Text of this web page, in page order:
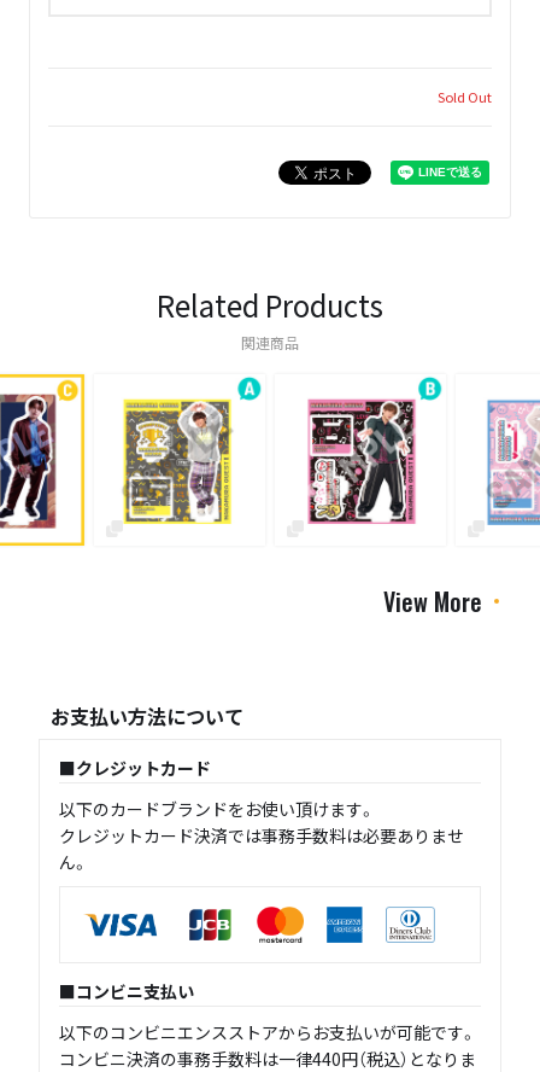
Sold Out
Related Products
関連商品
View More
お支払い方法について
クレジットカード
以下のカードブランドをお使い頂けます。
クレジットカード決済では事務手数料は必要ありませ
ん。
コンビニ支払い
以下のコンビニエンスストアからお支払いが可能です。
コンビニ決済の事務手数料は一律440円（税込）となりま